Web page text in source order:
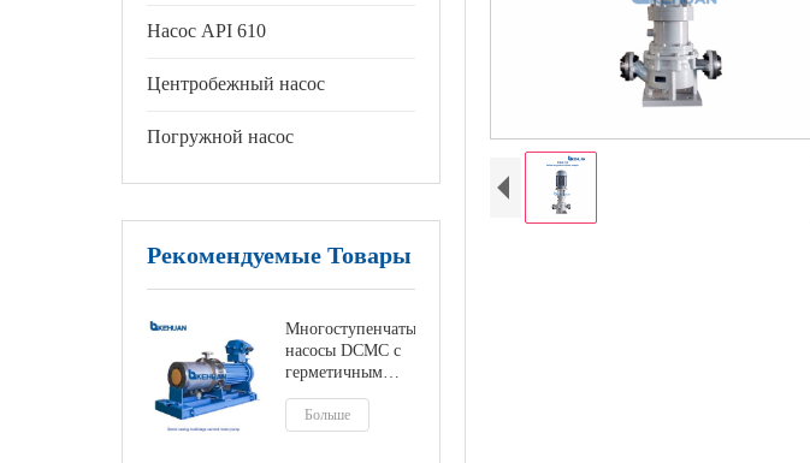
Насос API 610
Центробежный насос
Погружной насос
Рекомендуемые Товары
Многоступенчатые
насосы DCMC с
герметичным
электродвигателем
тандемного типа
Больше